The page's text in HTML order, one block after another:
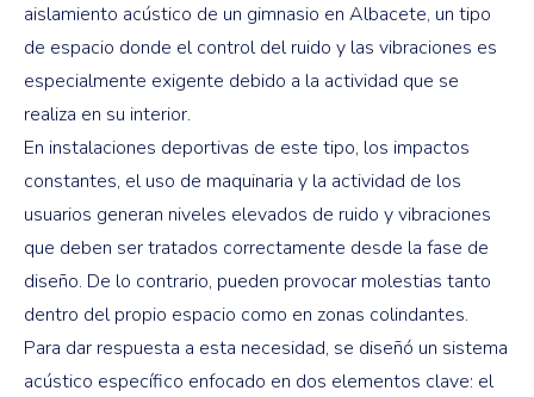
aislamiento acústico de un gimnasio en Albacete, un tipo
de espacio donde el control del ruido y las vibraciones es
especialmente exigente debido a la actividad que se
realiza en su interior.
En instalaciones deportivas de este tipo, los impactos
constantes, el uso de maquinaria y la actividad de los
usuarios generan niveles elevados de ruido y vibraciones
que deben ser tratados correctamente desde la fase de
diseño. De lo contrario, pueden provocar molestias tanto
dentro del propio espacio como en zonas colindantes.
Para dar respuesta a esta necesidad, se diseñó un sistema
acústico específico enfocado en dos elementos clave: el